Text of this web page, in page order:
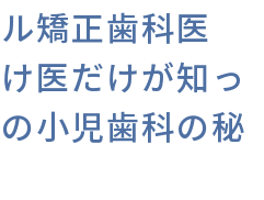
矯正歯科医
医だけが知っ
小児歯科の秘